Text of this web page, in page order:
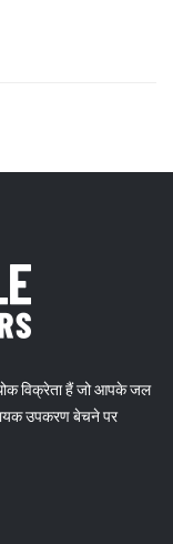
विक्रेता हैं जो आपके जल
उपकरण बेचने पर